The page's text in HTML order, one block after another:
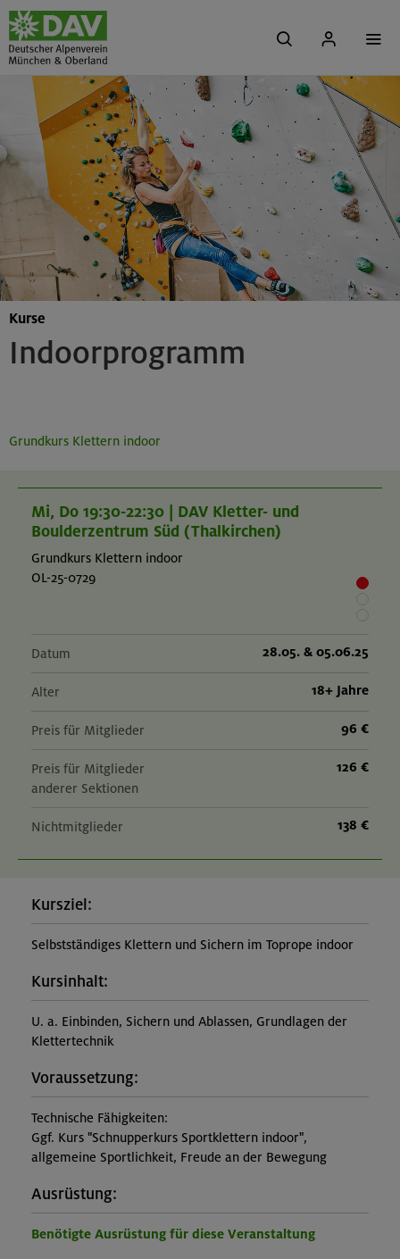
Indoorprogramm
Kurse
Grundkurs Klettern indoor
Mi, Do 19:30-22:30 | DAV Kletter- und
Boulderzentrum Süd (Thalkirchen)
Grundkurs Klettern indoor
OL-25-0729
Datum 28.05. & 05.06.25
Alter 18+ Jahre
Preis für Mitglieder 96 €
Preis für Mitglieder
anderer Sektionen
126 €
Nichtmitglieder 138 €
Kursziel:
Selbstständiges Klettern und Sichern im Toprope indoor
Kursinhalt:
U. a. Einbinden, Sichern und Ablassen, Grundlagen der
Klettertechnik
Voraussetzung:
Technische Fähigkeiten:
Ggf. Kurs "Schnupperkurs Sportklettern indoor",
allgemeine Sportlichkeit, Freude an der Bewegung
Ausrüstung:
Benötigte Ausrüstung für diese Veranstaltung